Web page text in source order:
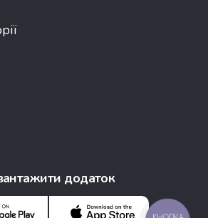
додаток